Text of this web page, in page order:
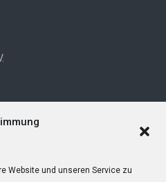
Website und unseren Service zu